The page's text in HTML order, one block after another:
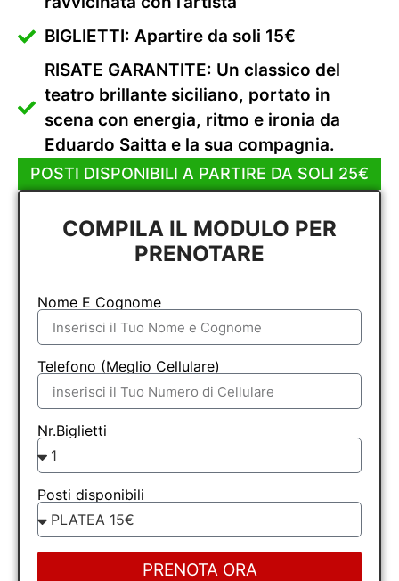
BIGLIETTI: Apartire da soli 15€
RISATE GARANTITE: Un classico del
teatro brillante siciliano, portato in
scena con energia, ritmo e ironia da
Eduardo Saitta e la sua compagnia.
POSTI DISPONIBILI A PARTIRE DA SOLI 25€
COMPILA IL MODULO PER
PRENOTARE
Nome E Cognome
Telefono (Meglio Cellulare)
Nr.Biglietti
Posti disponibili
PRENOTA ORA